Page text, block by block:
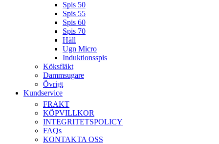
Spis 50
Spis 55
Spis 60
Spis 70
Häll
Ugn Micro
Induktionsspis
Köksfläkt
Dammsugare
Övrigt
Kundservice
FRAKT
KÖPVILLKOR
INTEGRITETSPOLICY
FAQs
KONTAKTA OSS